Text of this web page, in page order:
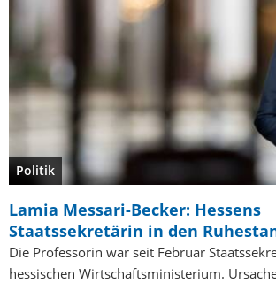
Politik
Lamia Messari-Becker: Hessens
Staatssekretärin in den
Die Professorin war seit Februar
hessischen Wirtschaftsministerium.